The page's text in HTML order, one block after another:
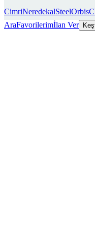
CimriNeredekalSteelOrbis
AraFavorilerimİlan Ver